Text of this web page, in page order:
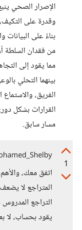
الإصرار الصحي
وقدرة على
بناءً على البيانات
من فقدان السلطة
مما يقود إلى
بينهما التحلي
الفريق، والاستماع
القرارات بشكل
مسار سابق.
1
اتفق معك،
المتراجع لا
التراجع
يقود بحساب، لا